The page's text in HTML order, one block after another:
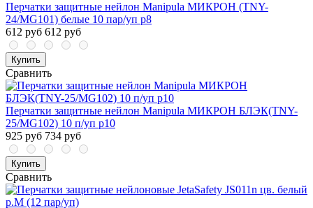
Перчатки защитные нейлон Manipula МИКРОН (TNY-
24/MG101) белые 10 пар/уп р8
612 руб 612 руб
Купить
Сравнить
Перчатки защитные нейлон Manipula МИКРОН БЛЭК(TNY-
25/MG102) 10 п/уп р10
925 руб 734 руб
Купить
Сравнить